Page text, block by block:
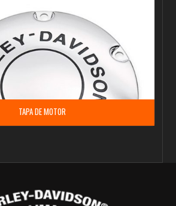
TAPA DE MOTOR